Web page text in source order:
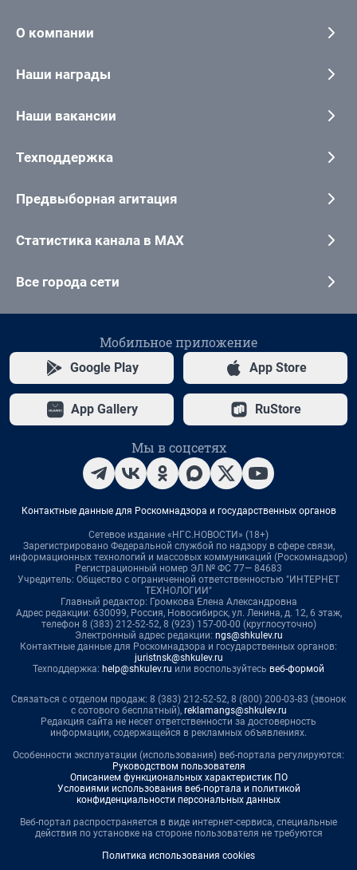
О компании
Наши награды
Наши вакансии
Техподдержка
Предвыборная агитация
Статистика канала в MAX
Все города сети
Мобильное приложение
Google Play App Store
App Gallery RuStore
Мы в соцсетях
Контактные данные для Роскомнадзора и государственных органов
Сетевое издание «НГС.НОВОСТИ» (18+)
Зарегистрировано Федеральной службой по надзору в сфере связи,
информационных технологий и массовых коммуникаций (Роскомнадзор)
Регистрационный номер ЭЛ № ФС 77— 84683
Учредитель: Общество с ограниченной ответственностью "ИНТЕРНЕТ
ТЕХНОЛОГИИ"
Главный редактор: Громкова Елена Александровна
Адрес редакции: 630099, Россия, Новосибирск, ул. Ленина, д. 12, 6 этаж,
телефон 8 (383) 212-52-52, 8 (923) 157-00-00 (круглосуточно)
Электронный адрес редакции: ngs@shkulev.ru
Контактные данные для Роскомнадзора и государственных органов:
juristnsk@shkulev.ru
Техподдержка: help@shkulev.ru или воспользуйтесь веб-формой
Связаться с отделом продаж: 8 (383) 212-52-52, 8 (800) 200-03-83 (звонок
с сотового бесплатный), reklamangs@shkulev.ru
Редакция сайта не несет ответственности за достоверность
информации, содержащейся в рекламных объявлениях.
Особенности эксплуатации (использования) веб-портала регулируются:
Руководством пользователя
Описанием функциональных характеристик ПО
Условиями использования веб-портала и политикой
конфиденциальности персональных данных
Веб-портал распространяется в виде интернет-сервиса, специальные
действия по установке на стороне пользователя не требуются
Политика использования cookies